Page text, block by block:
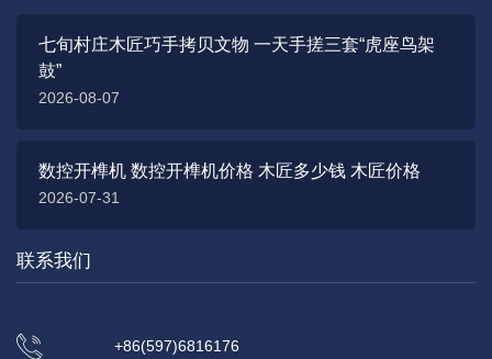
七旬村庄木匠巧手拷贝文物 一天手搓三套“虎座鸟架
鼓”
2026-08-07
数控开榫机 数控开榫机价格 木匠多少钱 木匠价格
2026-07-31
联系我们
+86(597)6816176